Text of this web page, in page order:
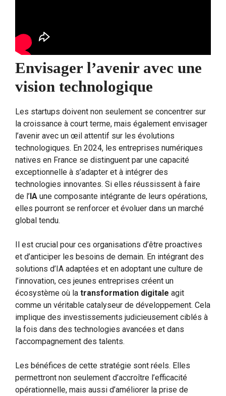
Envisager l’avenir avec une
vision technologique
Les startups doivent non seulement se concentrer sur
la croissance à court terme, mais également envisager
l’avenir avec un œil attentif sur les évolutions
technologiques. En 2024, les entreprises numériques
natives en France se distinguent par une capacité
exceptionnelle à s’adapter et à intégrer des
technologies innovantes. Si elles réussissent à faire
de l’IA une composante intégrante de leurs opérations,
elles pourront se renforcer et évoluer dans un marché
global tendu.
Il est crucial pour ces organisations d’être proactives
et d’anticiper les besoins de demain. En intégrant des
solutions d’IA adaptées et en adoptant une culture de
l’innovation, ces jeunes entreprises créent un
écosystème où la transformation digitale agit
comme un véritable catalyseur de développement. Cela
implique des investissements judicieusement ciblés à
la fois dans des technologies avancées et dans
l’accompagnement des talents.
Les bénéfices de cette stratégie sont réels. Elles
permettront non seulement d’accroître l’efficacité
opérationnelle, mais aussi d’améliorer la prise de